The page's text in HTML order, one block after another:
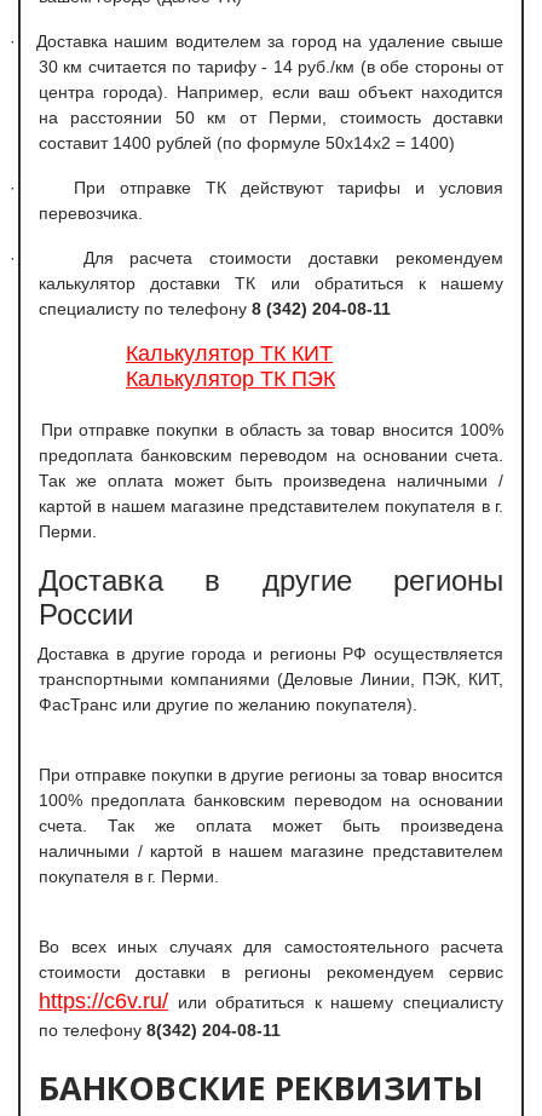
·
Доставка нашим водителем за город на удаление свыше
30 км считается по тарифу - 14 руб./км (в обе стороны от
центра города). Например, если ваш объект находится
на расстоянии 50 км от Перми, стоимость доставки
составит 1400 рублей (по формуле 50х14х2 = 1400)
·
При отправке ТК действуют тарифы и условия
перевозчика.
·
Для расчета стоимости доставки рекомендуем
калькулятор доставки ТК или обратиться к нашему
специалисту по телефону 8 (342) 204-08-11
Калькулятор ТК КИТ
Калькулятор ТК ПЭК
При отправке покупки в область за товар вносится 100%
предоплата банковским переводом на основании счета.
Так же оплата может быть произведена наличными /
картой в нашем магазине представителем покупателя в г.
Перми.
Доставка в другие регионы
России
Доставка в другие города и регионы РФ осуществляется
транспортными компаниями (Деловые Линии, ПЭК, КИТ,
ФасТранс или другие по желанию покупателя).
При отправке покупки в другие регионы за товар вносится
100% предоплата банковским переводом на основании
счета. Так же оплата может быть произведена
наличными / картой в нашем магазине представителем
покупателя в г. Перми.
Во всех иных случаях для самостоятельного расчета
стоимости доставки в регионы рекомендуем сервис
https://c6v.ru/ или обратиться к нашему специалисту
по телефону 8(342) 204-08-11
БАНКОВСКИЕ РЕКВИЗИТЫ